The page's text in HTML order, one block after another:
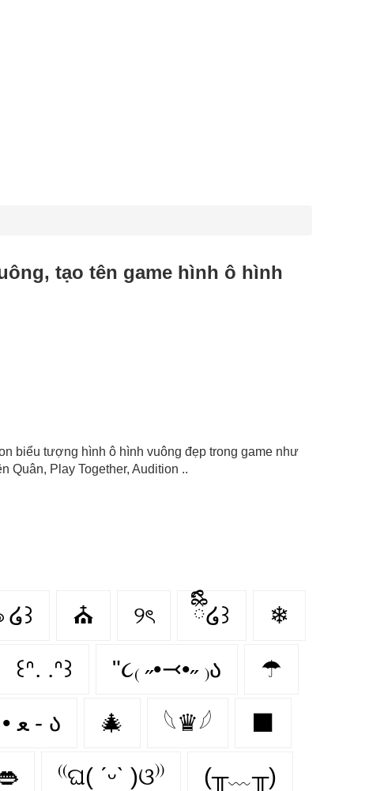
tạo tên game hình ô hình
biểu tượng hình ô hình vuông đẹp trong game như
Quân, Play Together, Audition ..
໒꒱ ⛪️ ୨ৎ ྀིྀི໒꒱ ❄
꒰ᐢ. .ᐢ꒱ "૮₍ ˶•⤙•˶ ₎ა ☂
૮ • ﻌ - ა 🎄 𓆩♛𓆪
⁽⁽ଘ( ˊᵕˋ )ଓ⁾⁾ (╥﹏╥)